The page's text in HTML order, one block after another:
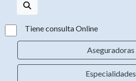
Tiene consulta Online
Aseguradoras
Especialidades